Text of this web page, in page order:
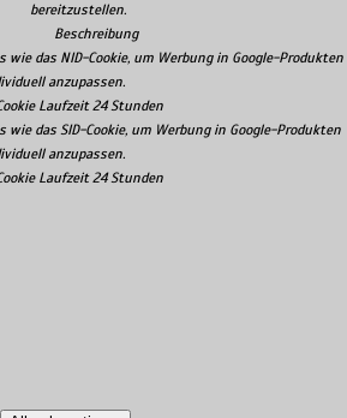
bereitzustellen.
Beschreibung
wie das NID-Cookie, um Werbung in Google-Produkten
anzupassen.
Laufzeit 24 Stunden
wie das SID-Cookie, um Werbung in Google-Produkten
anzupassen.
Laufzeit 24 Stunden